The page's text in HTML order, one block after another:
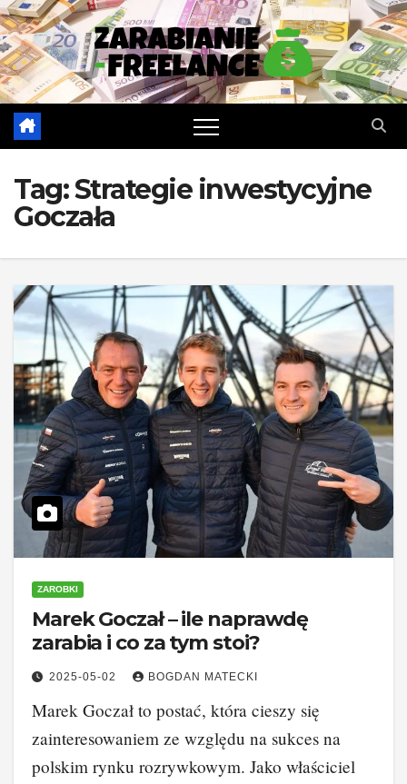
Skip
to
content
Tag:Strategie inwestycyjne
Goczała
ZAROBKI
Marek Goczał – ile naprawdę
zarabia i co za tym stoi?
2025-05-02 BOGDAN MATECKI
Marek Goczał to postać, która cieszy się
zainteresowaniem ze względu na sukces na
polskim rynku rozrywkowym. Jako właściciel